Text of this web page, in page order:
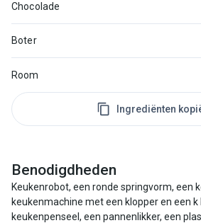
Chocolade
Boter
Room
Ingrediënten
Benodigdheden
Keukenrobot, een ronde springvorm, een
keukenmachine met een klopper en een k
keukenpenseel, een pannenlikker, een